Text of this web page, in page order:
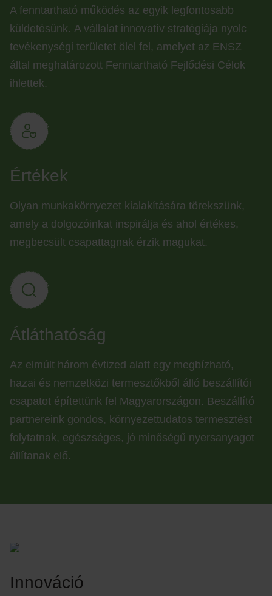
A fenntartható működés az egyik legfontosabb
küldetésünk. A vállalat innovatív stratégiája nyolc
tevékenységi területet ölel fel, amelyet az ENSZ
által meghatározott Fenntartható Fejlődési Célok
ihlettek.
Értékek
Olyan munkakörnyezet kialakítására törekszünk,
amely a dolgozóinkat inspirálja és ahol értékes,
megbecsült csapattagnak érzik magukat.
Átláthatóság
Az elmúlt három évtized alatt egy megbízható,
hazai és nemzetközi termesztőkből álló beszállítói
csapatot építettünk fel Magyarországon. Beszállító
partnereink gondos, környezettudatos termesztést
folytatnak, egészséges, jó minőségű nyersanyagot
állítanak elő.
Innováció